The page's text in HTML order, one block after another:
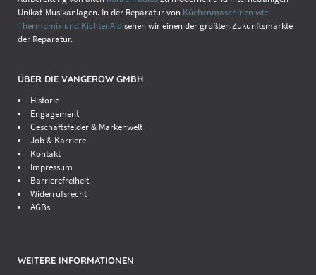
Unikat-Musikanlagen. In der Reparatur von Küchenmaschinen wie
Thermomix und KichtenAid sehen wir einen der größten Zukunftsmärkte
der Reparatur.
ÜBER DIE VANGEROW GMBH
Historie
Engagement
Geschäftsfelder & Markenwelt
Job & Karriere
Kontakt
Impressum
Barrierefreiheit
Widerrufsrecht
AGBs
WEITERE INFORMATIONEN